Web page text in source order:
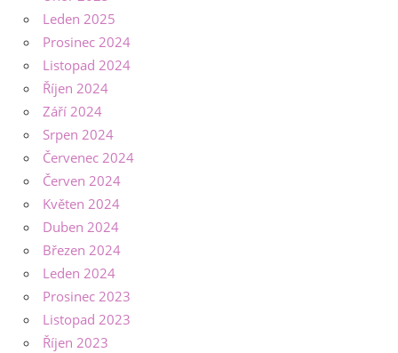
Leden 2025
Prosinec 2024
Listopad 2024
Říjen 2024
Září 2024
Srpen 2024
Červenec 2024
Červen 2024
Květen 2024
Duben 2024
Březen 2024
Leden 2024
Prosinec 2023
Listopad 2023
Říjen 2023